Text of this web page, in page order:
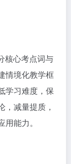
核心考点词与
情境化教学框
学习难度，保
减量提质，
能力。